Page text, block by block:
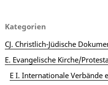
Kategorien
CJ. Christlich-Jüdische
E. Evangelische Kirche/
E I. Internationale Verbände